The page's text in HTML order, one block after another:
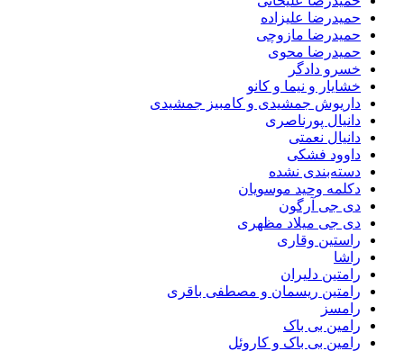
حمیدرضا علیزاده
حمیدرضا مازوچی
حمیدرضا محوی
خسرو دادگر
خشایار و نیما و کانو
داریوش جمشیدی و کامبیز جمشیدی
دانیال پورناصری
دانیال نعمتی
داوود فشکی
دسته‌بندی نشده
دکلمه وحید موسویان
دی جی آرگون
دی جی میلاد مظهری
راستین وقاری
راشا
رامتین دلیران
رامتین ریسمان و مصطفی باقری
رامسز
رامین بی باک
رامین بی باک و کاروئل